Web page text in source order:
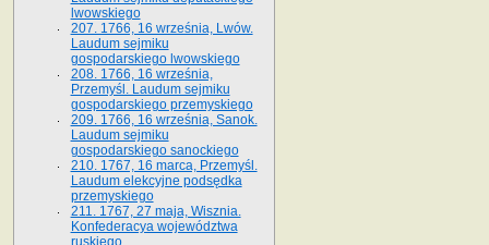
lwowskiego
207. 1766, 16 września, Lwów.
Laudum sejmiku
gospodarskiego lwowskiego
208. 1766, 16 września,
Przemyśl. Laudum sejmiku
gospodarskiego przemyskiego
209. 1766, 16 września, Sanok.
Laudum sejmiku
gospodarskiego sanockiego
210. 1767, 16 marca, Przemyśl.
Laudum elekcyjne podsędka
przemyskiego
211. 1767, 27 maja, Wisznia.
Konfederacya województwa
ruskiego